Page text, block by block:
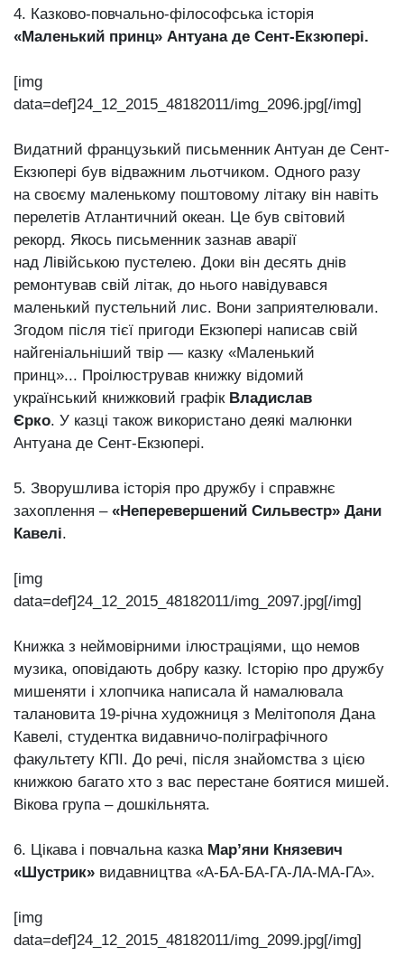
4. Казково-повчально-філософська історія
«Маленький принц» Антуана де Сент-Екзюпері.
[img
data=def]24_12_2015_48182011/img_2096.jpg[/img]
Видатний французький письменник Антуан де Сент-
Екзюпері був відважним льотчиком. Одного разу
на своєму маленькому поштовому літаку він навіть
перелетів Атлантичний океан. Це був світовий
рекорд. Якось письменник зазнав аварії
над Лівійською пустелею. Доки він десять днів
ремонтував свій літак, до нього навідувався
маленький пустельний лис. Вони заприятелювали.
Згодом після тієї пригоди Екзюпері написав свій
найгеніальніший твір — казку «Маленький
принц»... Проілюстрував книжку відомий
український книжковий графік Владислав
Єрко. У казці також використано деякі малюнки
Антуана де Сент-Екзюпері.
5. Зворушлива історія про дружбу і справжнє
захоплення – «Неперевершений Сильвестр» Дани
Кавелі.
[img
data=def]24_12_2015_48182011/img_2097.jpg[/img]
Книжка з неймовірними ілюстраціями, що немов
музика, оповідають добру казку. Історію про дружбу
мишеняти і хлопчика написала й намалювала
талановита 19-річна художниця з Мелітополя Дана
Кавелі, студентка видавничо-поліграфічного
факультету КПІ. До речі, після знайомства з цією
книжкою багато хто з вас перестане боятися мишей.
Вікова група – дошкільнята.
6. Цікава і повчальна казка Мар’яни Князевич
«Шустрик» видавництва «А-БА-БА-ГА-ЛА-МА-ГА».
[img
data=def]24_12_2015_48182011/img_2099.jpg[/img]